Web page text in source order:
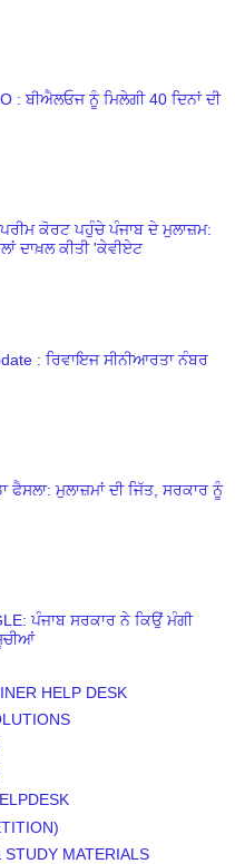
: ਬੀਐਲਓਜ ਨੂੰ ਮਿਲੇਗੀ 40 ਦਿਨਾਂ ਦੀ
ਕੋਰਟ ਪਹੁੰਚੇ ਪੰਜਾਬ ਦੇ ਮੁਲਾਜ਼ਮ:
ਦਾਖ਼ਲ ਕੀਤੀ 'ਕੇਵੀਏਟ
: ਰਿਵਾਇਜ ਸੀਨੀਆਰਤਾ ਨੰਬਰ
ਮੁਲਾਜ਼ਮਾਂ ਦੀ ਜਿੱਤ, ਸਰਕਾਰ ਨੂੰ
ਪੰਜਾਬ ਸਰਕਾਰ ਨੇ ਕਿਉਂ ਮੰਗੀ
HELP DESK
STUDY MATERIALS